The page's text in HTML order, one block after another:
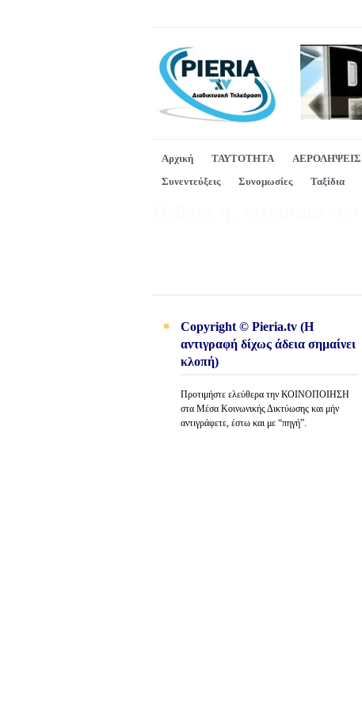
Αρχική ΤΑΥΤΟΤΗΤΑ ΑΕΡΟΛΗΨΕΙΣ
Συνεντεύξεις
Συνομωσίες Ταξίδια
Copyright © Pieria.tv (Η
αντιγραφή δίχως άδεια σημαίνει
κλοπή)
Προτιμήστε ελεύθερα την ΚΟΙΝΟΠΟΙΗΣΗ
στα Μέσα Κοινωνικής Δικτύωσης και μήν
αντιγράφετε, έστω και με “πηγή”.